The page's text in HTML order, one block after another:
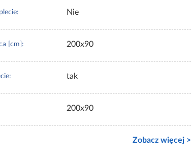
Nie
[cm]: 200x90
tak
200x90
Zobacz więcej >